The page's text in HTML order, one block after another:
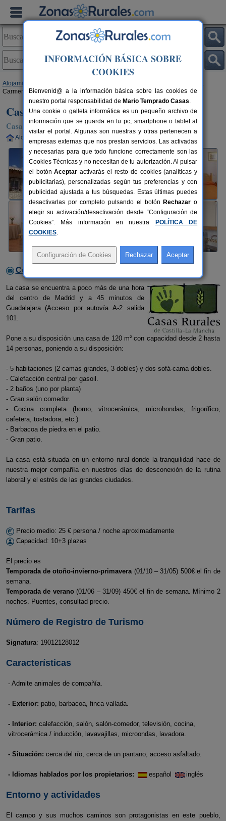
Alojamientos
> Casa
Carmen
Casa Carmen
Casa Rural en Valderrebollo (Guadalajara)
Alquiler completo 50 km de Guadalajara
Contactar con el alojamiento
La casa se encuentra a poco más de una hora
del centro de Madrid y a 45 minutos de
Guadalajara (Acceso por autovía A-2 salida
101.
Pone a su disposición una casa de 120 m² con capacidad desde 2 hasta
14 personas, poniendo a su disposición:
- 5 habitaciones (2 camas grandes, 3 dobles) y dos sofá-cama dobles.
- Calefacción central por gasoil.
- 2 baños (uno por planta)
- Gran salón comedor.
- Cocina completa (horno, vitrocerámica, microhondas, frigorífico,
cafetera, tostadora, etc.)
- Barbacoa de piedra en el patio.
- Gran patio.
La casa está situada en un entorno rural donde la tranquilidad hace de
nuestra mejor compañía en nuestros días de desconexión de la rutina
laboral y el estrés de las grandes ciudades.
Tarifas
Precio medio: 25 € persona / noche aproximadamente
Capacidad: 10+3 plazas
El precio es
Temporada de otoño-invierno-primavera(01/10 – 31/05) 500€ el fin de
semana.
Temporada de verano(01/06 – 31/09) 450€ el fin de semana. Mínimo 2
noches. Puentes, consultad precio.
Número de Registro de Turismo
Signatura: 19012128012
Características
- Admite animales de compañía.
- Exterior: patio, barbacoa, finca vallada.
- Interior: calefacción, salón, salón-comedor, televisión, cocina,
vitrocerámica / inducción, lavavajillas, microondas, lavadora.
- Situación: cerca del río, cerca de un pantano, acceso asfaltado.
- Idiomas hablados por los propietarios: español inglés
Entorno y actividades
El campo y sus muchos caminos son protagonistas en este pueblo,
INFORMACIÓN BÁSICA SOBRE
COOKIES
Bienvenid@ a la información básica sobre las cookies de
nuestro portal responsabilidad de Mario Temprado Casas.
Una cookie o galleta informática es un pequeño archivo de
información que se guarda en tu pc, smartphone o tablet al
visitar el portal. Algunas son nuestras y otras pertenecen a
empresas externas que nos prestan servicios. Las activadas
y necesarias para que todo funcione correctamente son las
Cookies Técnicas y no necesitan de tu autorización. Al pulsar
el botónAceptar activarás el resto de cookies (analíticas y
publicitarias), personalizadas según tus preferencias y con
publicidad ajustada a tus búsquedas. Estas últimas puedes
desactivarlas por completo pulsando el botón Rechazar o
elegir su activación/desactivación desde “Configuración de
Cookies”. Más información en nuestra
POLÍTICA DE
COOKIES.